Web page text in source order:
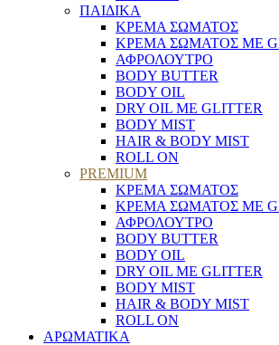
ΠΑΙΔΙΚΑ
ΚΡΕΜΑ ΣΩΜΑΤΟΣ
ΚΡΕΜΑ ΣΩΜΑΤΟΣ ΜΕ
ΑΦΡΟΛΟΥΤΡΟ
BODY BUTTER
BODY OIL
DRY OIL ΜΕ GLITTER
BODY MIST
HAIR & BODY MIST
ROLL ON
PREMIUM
ΚΡΕΜΑ ΣΩΜΑΤΟΣ
ΚΡΕΜΑ ΣΩΜΑΤΟΣ ΜΕ
ΑΦΡΟΛΟΥΤΡΟ
BODY BUTTER
BODY OIL
DRY OIL ΜΕ GLITTER
BODY MIST
HAIR & BODY MIST
ROLL ON
ΑΡΩΜΑΤΙΚΑ